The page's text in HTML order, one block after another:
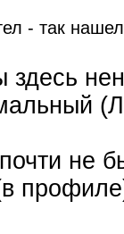
- так
здесь
не